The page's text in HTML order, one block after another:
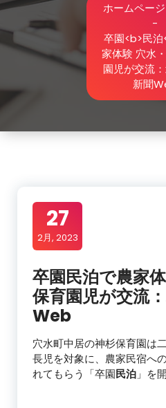
ホームページ
-
卒園<b>民
家体験 穴水
園児が交流
新聞
27
2月, 2023
卒園民泊で農家
保育園児が交流
Web
穴水町中居の神杉保育園は
長児を対象に、農家民宿へ
れてもらう「卒園民泊 」を